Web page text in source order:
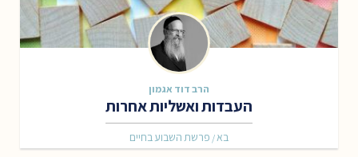
הרב דוד אגמון
העבדות ואשליות אחרות
פרשת השבוע בחיים /בא